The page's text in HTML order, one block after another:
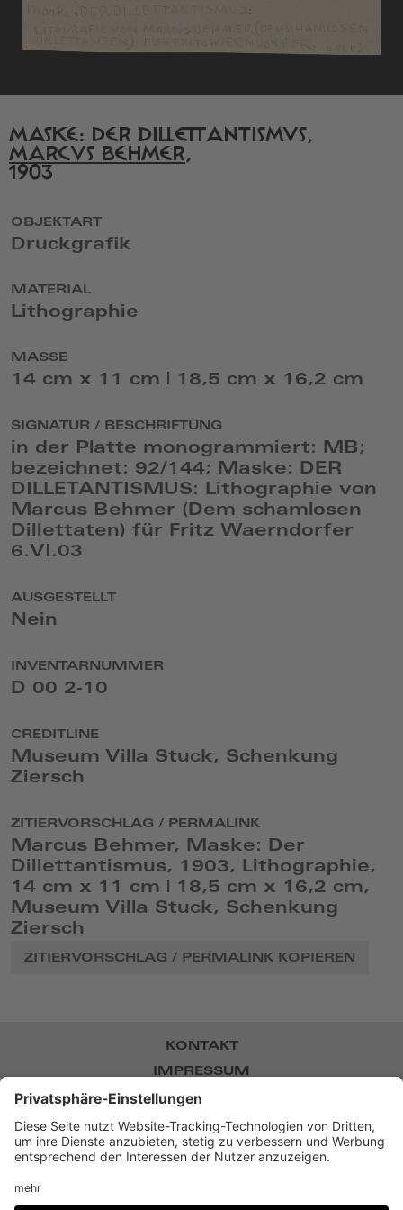
MASKE: DER DILLETTANTISMUS,
MARCUS BEHMER,
1903
OBJEKTART
Druckgrafik
MATERIAL
Lithographie
MASSE
14 cm x 11 cm | 18,5 cm x 16,2 cm
SIGNATUR / BESCHRIFTUNG
in der Platte monogrammiert: MB;
bezeichnet: 92/144; Maske: DER
DILLETANTISMUS: Lithographie von
Marcus Behmer (Dem schamlosen
Dillettaten) für Fritz Waerndorfer
6.VI.03
AUSGESTELLT
Nein
INVENTARNUMMER
D 00 2-10
CREDITLINE
Museum Villa Stuck, Schenkung
Ziersch
ZITIERVORSCHLAG / PERMALINK
Marcus Behmer, Maske: Der
Dillettantismus, 1903, Lithographie,
14 cm x 11 cm | 18,5 cm x 16,2 cm,
Museum Villa Stuck, Schenkung
Ziersch
ZITIERVORSCHLAG / PERMALINK KOPIEREN
KONTAKT
IMPRESSUM
DATENSCHUTZ
NEWSLETTER
BARRIEREFREIHEIT